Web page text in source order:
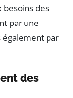
besoins des
par une
également par
des